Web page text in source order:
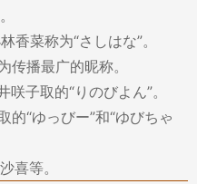
香菜称为“さしはな”。
传播最广的昵称。
子取的“りのびよん”。
的“ゆっびー”和“ゆびちゃ
喜等。